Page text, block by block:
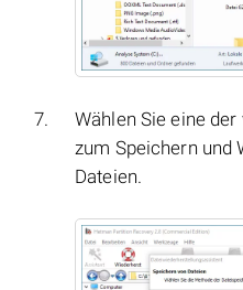
Wählen Sie eine
zum Speichern und
Dateien.